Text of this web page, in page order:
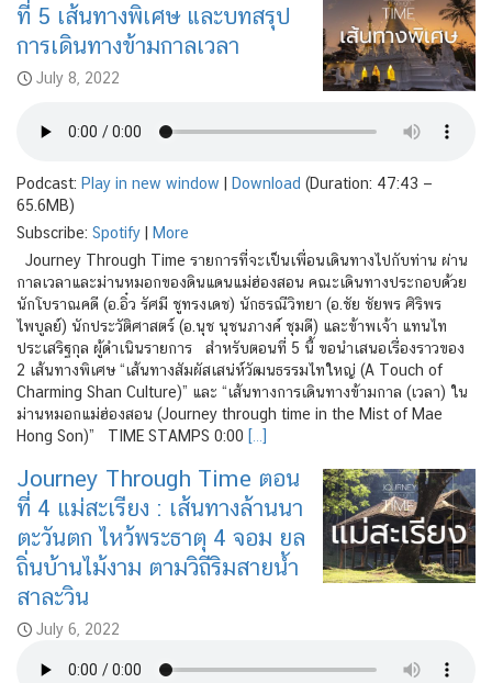
ที่ 5 เส้นทางพิเศษ และบทสรุป
การเดินทางข้ามกาลเวลา
July 8, 2022
Podcast: Play in new window Download (Duration: 47:43 —
65.6MB)
Subscribe: Spotify
More
Journey Through Time รายการที่จะเป็นเพื่อนเดินทางไปกับท่าน ผ่าน
กาลเวลาและม่านหมอกของดินแดนแม่ฮ่องสอน คณะเดินทางประกอบด้วย
นักโบราณคดี (อ.อิ๋ว รัศมี ชูทรงเดช) นักธรณีวิทยา (อ.ชัย ชัยพร ศิริพร
ไพบูลย์) นักประวัติศาสตร์ (อ.นุช นุชนภางค์ ชุมดี) และข้าพเจ้า แทนไท
ประเสริฐกุล ผู้ดำเนินรายการ สำหรับตอนที่ 5 นี้ ขอนำเสนอเรื่องราวของ
2 เส้นทางพิเศษ “เส้นทางสัมผัสเสน่ห์วัฒนธรรมไทใหญ่ (A Touch of
Charming Shan Culture)” และ “เส้นทางการเดินทางข้ามกาล (เวลา) ใน
ม่านหมอกแม่ฮ่องสอน (Journey through time in the Mist of Mae
Hong Son)” TIME STAMPS 0:00 […]
Journey Through Time ตอน
ที่ 4 แม่สะเรียง : เส้นทางล้านนา
ตะวันตก ไหว้พระธาตุ 4 จอม ยล
ถิ่นบ้านไม้งาม ตามวิถีริมสายน้ำ
สาละวิน
July 6, 2022